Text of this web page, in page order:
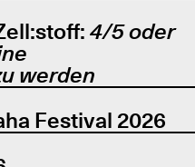
4/5 oder
werden
Festival 2026